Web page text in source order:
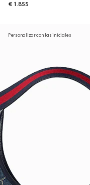
€ 1.855
Personalizar con las iniciales